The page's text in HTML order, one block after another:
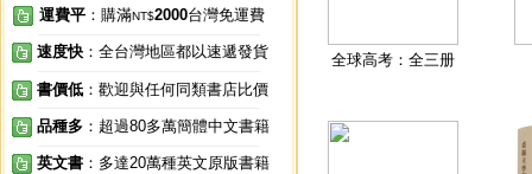
運費平 ：購滿NT$2000台灣免運費
速度快 ：全台灣地區都以速遞發貨
書價低 ：歡迎與任何同類書店比價
品種多 ：超過80多萬簡體中文書籍
英文書 ：多達20萬種英文原版書籍
全球高考：全三册